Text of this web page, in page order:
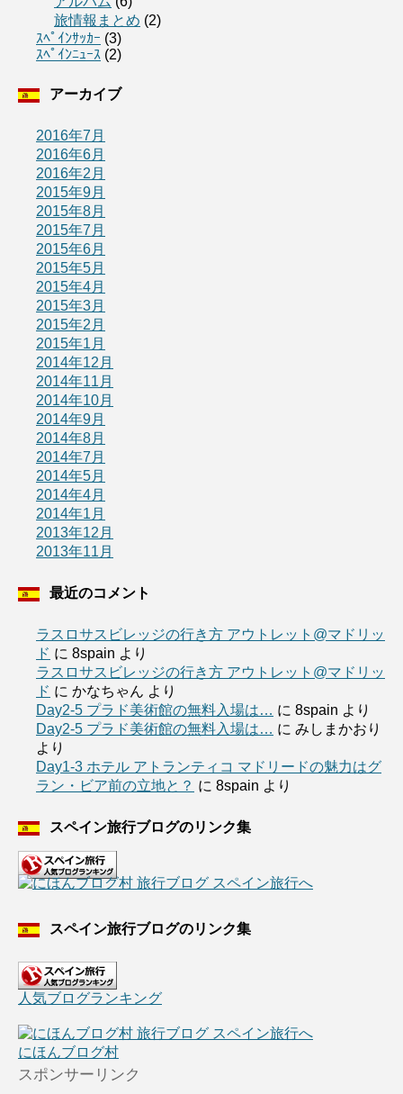
旅情報まとめ (2)
ｽﾍﾟｲﾝｻｯｶｰ (3)
ｽﾍﾟｲﾝﾆｭｰｽ (2)
アーカイブ
2016年7月
2016年6月
2016年2月
2015年9月
2015年8月
2015年7月
2015年6月
2015年5月
2015年4月
2015年3月
2015年2月
2015年1月
2014年12月
2014年11月
2014年10月
2014年9月
2014年8月
2014年7月
2014年5月
2014年4月
2014年1月
2013年12月
2013年11月
最近のコメント
ラスロサスビレッジの行き方 アウトレット@マドリッ
ド に 8spain より
ラスロサスビレッジの行き方 アウトレット@マドリッ
ド に かなちゃん より
Day2-5 プラド美術館の無料入場は… に 8spain より
Day2-5 プラド美術館の無料入場は… に みしまかおり
より
Day1-3 ホテル アトランティコ マドリードの魅力はグ
ラン・ビア前の立地と？ に 8spain より
スペイン旅行ブログのリンク集
スペイン旅行ブログのリンク集
人気ブログランキング
にほんブログ村
スポンサーリンク